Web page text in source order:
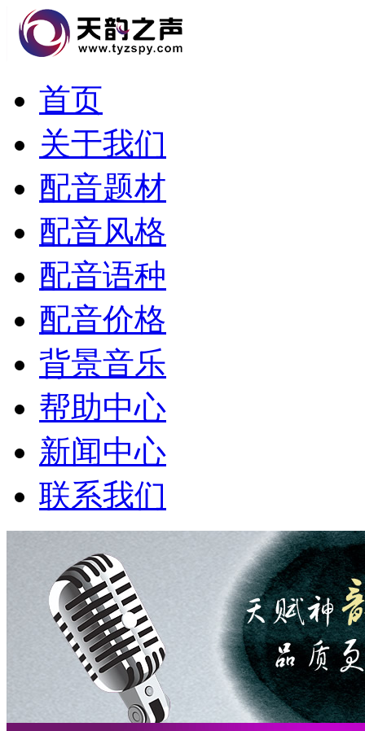
首页
关于我们
配音题材
配音风格
配音语种
配音价格
背景音乐
帮助中心
新闻中心
联系我们